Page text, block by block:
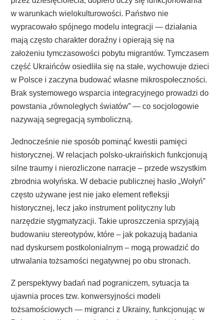
w warunkach wielokulturowości. Państwo nie
wypracowało spójnego modelu integracji — działania
mają często charakter doraźny i opierają się na
założeniu tymczasowości pobytu migrantów. Tymczasem
część Ukraińców osiedliła się na stałe, wychowuje dzieci
w Polsce i zaczyna budować własne mikrospołeczności.
Brak systemowego wsparcia integracyjnego prowadzi do
powstania „równoległych światów” — co socjologowie
nazywają segregacją symboliczną.
Jednocześnie nie sposób pominąć kwestii pamięci
historycznej. W relacjach polsko-ukraińskich funkcjonują
silne traumy i nierozliczone narracje – przede wszystkim
zbrodnia wołyńska. W debacie publicznej hasło „Wołyń”
często używane jest nie jako element refleksji
historycznej, lecz jako instrument polityczny lub
narzędzie stygmatyzacji. Takie uproszczenia sprzyjają
budowaniu stereotypów, które – jak pokazują badania
nad dyskursem postkolonialnym – mogą prowadzić do
utrwalania tożsamości negatywnej po obu stronach.
Z perspektywy badań nad pograniczem, sytuacja ta
ujawnia proces tzw. konwersyjności modeli
tożsamościowych — migranci z Ukrainy, funkcjonując w